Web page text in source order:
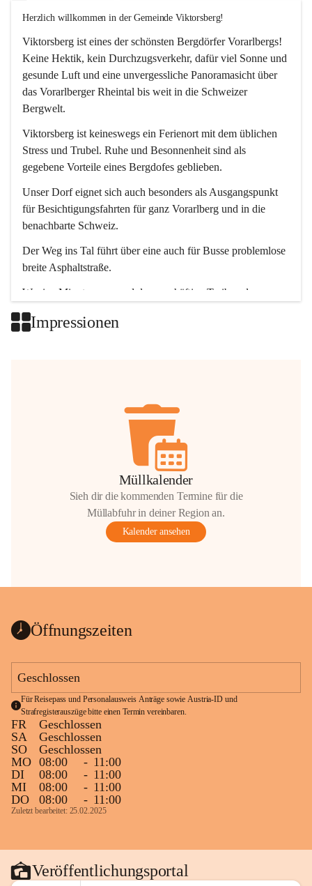
Herzlich willkommen in der Gemeinde Viktorsberg!
Viktorsberg ist eines der schönsten Bergdörfer Vorarlbergs!
Keine Hektik, kein Durchzugsverkehr, dafür viel Sonne und
gesunde Luft und eine unvergessliche Panoramasicht über
das Vorarlberger Rheintal bis weit in die Schweizer
Bergwelt.
Viktorsberg ist keineswegs ein Ferienort mit dem üblichen
Stress und Trubel. Ruhe und Besonnenheit sind als
gegebene Vorteile eines Bergdofes geblieben.
Unser Dorf eignet sich auch besonders als Ausgangspunkt
für Besichtigungsfahrten für ganz Vorarlberg und in die
benachbarte Schweiz.
Der Weg ins Tal führt über eine auch für Busse problemlose
breite Asphaltstraße.
Wenige Minuten nur, und das geschäftige Treiben der
Impressionen
Müllkalender
Sieh dir die kommenden Termine für die
Müllabfuhr in deiner Region an.
Kalender ansehen
Öffnungszeiten
Geschlossen
Für Reisepass und Personalausweis Anträge sowie Austria-ID und
Strafregisterauszüge bitte einen Termin vereinbaren.
FR
Geschlossen
SA
Geschlossen
SO
Geschlossen
MO 08:00 - 11:00
DI
08:00 - 11:00
MI
08:00 - 11:00
DO
08:00 - 11:00
Zuletzt bearbeitet: 25.02.2025
Veröffentlichungsportal